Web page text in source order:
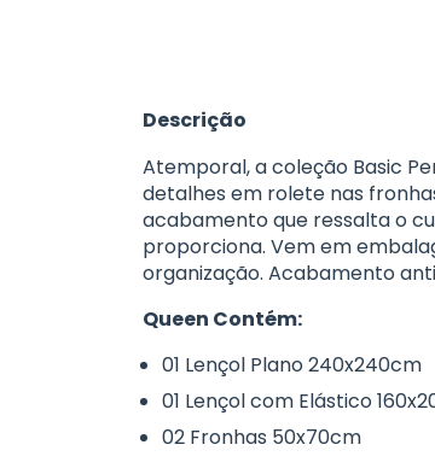
Descrição
Atemporal, a coleção Basic
detalhes em rolete nas
acabamento que ressalta o
proporciona. Vem em
organização. Acabamento
Queen Contém:
01 Lençol Plano 240x240cm
01 Lençol com Elástico
02 Fronhas 50x70cm